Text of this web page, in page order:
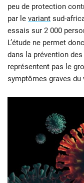
peu de protection
par le variant sud-
essais sur 2 000
L’étude ne permet
dans la prévention
représentent pas le
symptômes graves du